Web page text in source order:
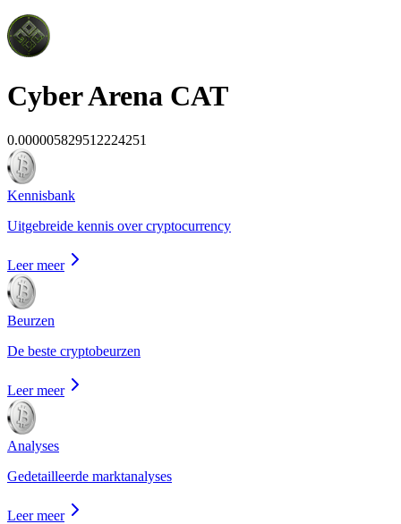
Cyber Arena CAT
0.000005829512224251
Kennisbank
Uitgebreide kennis over cryptocurrency
Leer meer
Beurzen
De beste cryptobeurzen
Leer meer
Analyses
Gedetailleerde marktanalyses
Leer meer